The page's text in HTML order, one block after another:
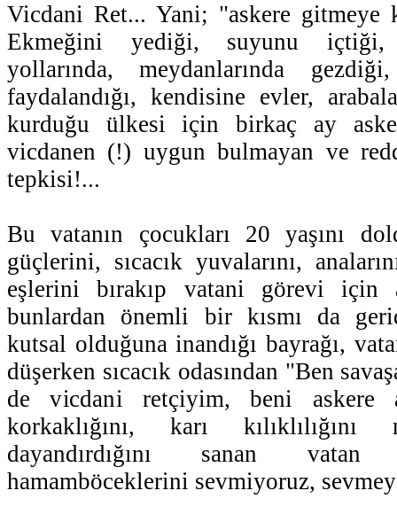
Vicdani Ret... Yani; "askere gitmeye
Ekmeğini yediği, suyunu içtiği,
yollarında, meydanlarında
faydalandığı, kendisine evler,
kurduğu ülkesi için birkaç ay
vicdanen (!) uygun bulmayan ve
tepkisi!...
Bu vatanın çocukları 20 yaşını
güçlerini, sıcacık yuvalarını,
eşlerini bırakıp vatani görevi için
bunlardan önemli bir kısmı da
kutsal olduğuna inandığı bayrağı,
düşerken sıcacık odasından "Ben
de vicdani retçiyim, beni askere
korkaklığını, karı kılıklılığını
dayandırdığını sanan
hamamböceklerini sevmiyoruz,